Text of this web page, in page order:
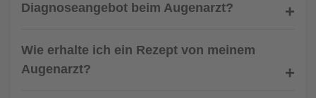
Diagnoseangebot beim Augenarzt?
Wie erhalte ich ein Rezept von meinem
Augenarzt?